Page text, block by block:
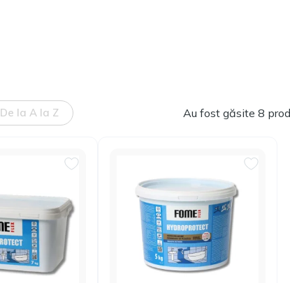
De la A la Z Au fost găsite 8